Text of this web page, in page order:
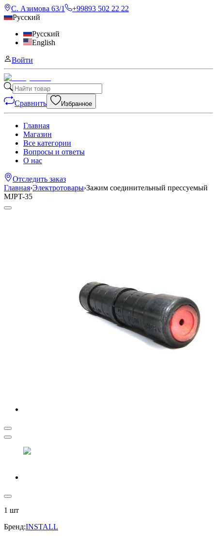
С. Азимова 63/1
+99893 502 22 22
Русский
Русский
English
Войти
Сравнить Избранное
Главная
Магазин
Все категории
Вопросы и ответы
О нас
Отследить заказ
Главная›Электротовары›Зажим соединительный прессуемый
MJPT-35
1 шт
Бренд:INSTALL